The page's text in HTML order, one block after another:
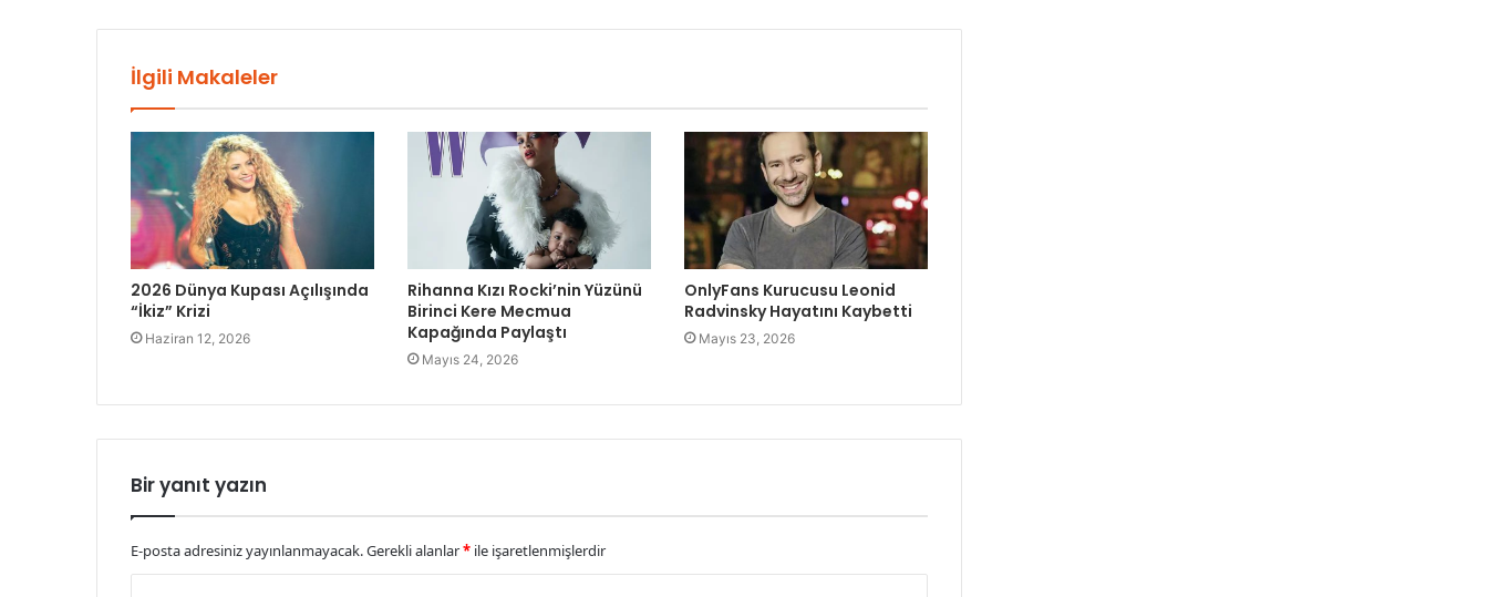
İlgili Makaleler
2026 Dünya Kupası Açılışında
“İkiz” Krizi
Haziran 12, 2026
Rihanna Kızı Rocki’nin Yüzünü
Birinci Kere Mecmua
Kapağında Paylaştı
Mayıs 24, 2026
OnlyFans Kurucusu Leonid
Radvinsky Hayatını Kaybetti
Mayıs 23, 2026
Bir yanıt yazın
E-posta adresiniz yayınlanmayacak.Gerekli alanlar* ile işaretlenmişlerdir